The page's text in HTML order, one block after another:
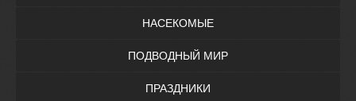
НАСЕКОМЫЕ
ПОДВОДНЫЙ МИР
ПРАЗДНИКИ